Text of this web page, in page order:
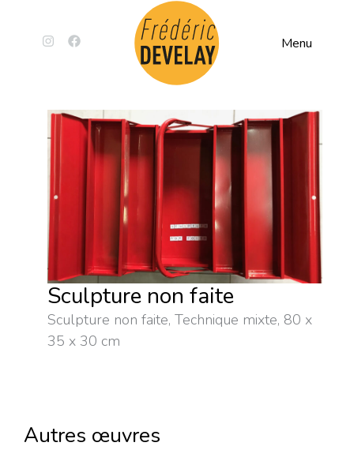
Menu
Sculpture non faite
Sculpture non faite, Technique mixte, 80 x
35 x 30 cm
Autres œuvres